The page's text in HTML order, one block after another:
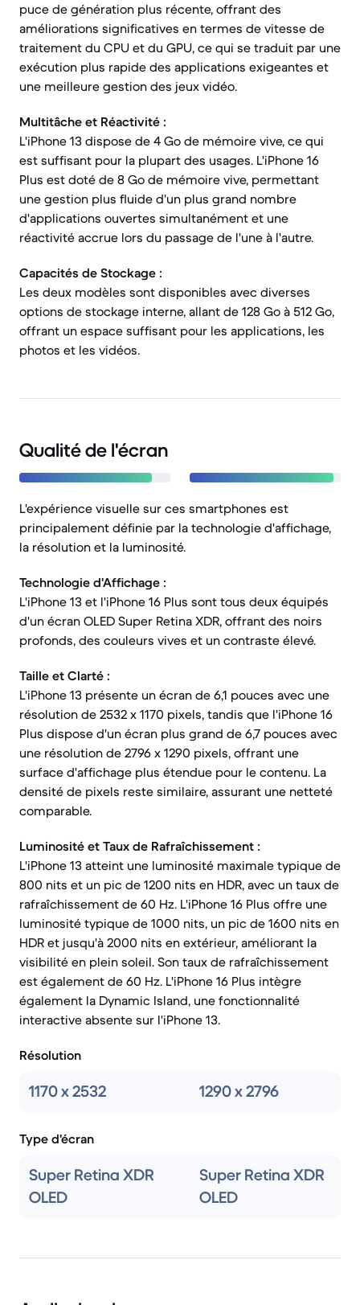
puce de génération plus récente, offrant des
améliorations significatives en termes de vitesse de
traitement du CPU et du GPU, ce qui se traduit par une
exécution plus rapide des applications exigeantes et
une meilleure gestion des jeux vidéo.
Multitâche et Réactivité :
L'iPhone 13 dispose de 4 Go de mémoire vive, ce qui
est suffisant pour la plupart des usages. L'iPhone 16
Plus est doté de 8 Go de mémoire vive, permettant
une gestion plus fluide d'un plus grand nombre
d'applications ouvertes simultanément et une
réactivité accrue lors du passage de l'une à l'autre.
Capacités de Stockage :
Les deux modèles sont disponibles avec diverses
options de stockage interne, allant de 128 Go à 512 Go,
offrant un espace suffisant pour les applications, les
photos et les vidéos.
Qualité de l'écran
L'expérience visuelle sur ces smartphones est
principalement définie par la technologie d'affichage,
la résolution et la luminosité.
Technologie d'Affichage :
L'iPhone 13 et l'iPhone 16 Plus sont tous deux équipés
d'un écran OLED Super Retina XDR, offrant des noirs
profonds, des couleurs vives et un contraste élevé.
Taille et Clarté :
L'iPhone 13 présente un écran de 6,1 pouces avec une
résolution de 2532 x 1170 pixels, tandis que l'iPhone 16
Plus dispose d'un écran plus grand de 6,7 pouces avec
une résolution de 2796 x 1290 pixels, offrant une
surface d'affichage plus étendue pour le contenu. La
densité de pixels reste similaire, assurant une netteté
comparable.
Luminosité et Taux de Rafraîchissement :
L'iPhone 13 atteint une luminosité maximale typique de
800 nits et un pic de 1200 nits en HDR, avec un taux de
rafraîchissement de 60 Hz. L'iPhone 16 Plus offre une
luminosité typique de 1000 nits, un pic de 1600 nits en
HDR et jusqu'à 2000 nits en extérieur, améliorant la
visibilité en plein soleil. Son taux de rafraîchissement
est également de 60 Hz. L'iPhone 16 Plus intègre
également la Dynamic Island, une fonctionnalité
interactive absente sur l'iPhone 13.
Résolution
1170 x 2532 1290 x 2796
Type d'écran
Super Retina XDR
OLED
Super Retina XDR
OLED